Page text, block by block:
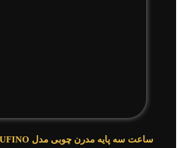
ساعت سه پایه مدرن چوبی مدل RUFINO کد MFC-9123